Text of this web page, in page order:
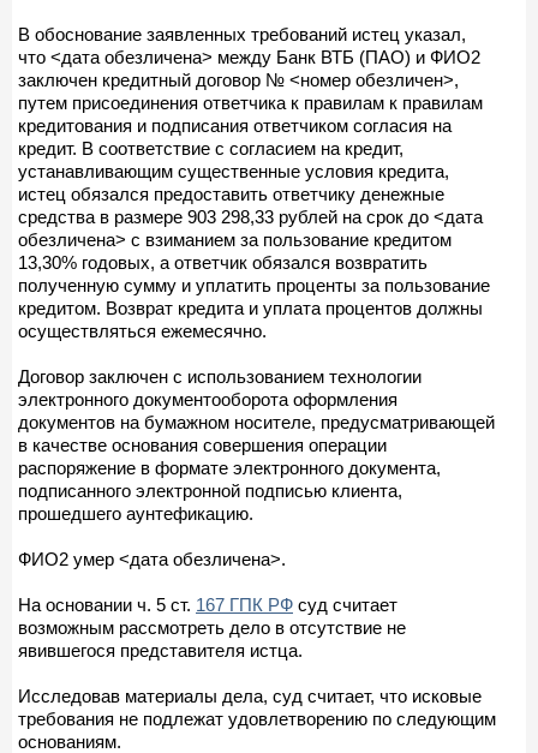
В обоснование заявленных требований истец указал,
что <дата обезличена> между Банк ВТБ (ПАО) и ФИО2
заключен кредитный договор № <номер обезличен>,
путем присоединения ответчика к правилам к правилам
кредитования и подписания ответчиком согласия на
кредит. В соответствие с согласием на кредит,
устанавливающим существенные условия кредита,
истец обязался предоставить ответчику денежные
средства в размере 903 298,33 рублей на срок до <дата
обезличена> с взиманием за пользование кредитом
13,30% годовых, а ответчик обязался возвратить
полученную сумму и уплатить проценты за пользование
кредитом. Возврат кредита и уплата процентов должны
осуществляться ежемесячно.
Договор заключен с использованием технологии
электронного документооборота оформления
документов на бумажном носителе, предусматривающей
в качестве основания совершения операции
распоряжение в формате электронного документа,
подписанного электронной подписью клиента,
прошедшего аунтефикацию.
ФИО2 умер <дата обезличена>.
На основании ч. 5 ст. 167 ГПК РФ суд считает
возможным рассмотреть дело в отсутствие не
явившегося представителя истца.
Исследовав материалы дела, суд считает, что исковые
требования не подлежат удовлетворению по следующим
основаниям.